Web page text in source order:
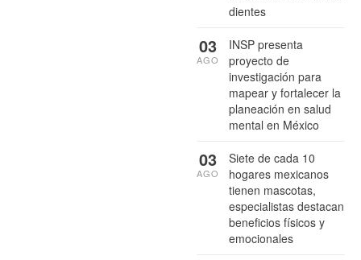
dientes
INSP presenta
proyecto de
investigación para
mapear y fortalecer la
planeación en salud
mental en México
03
AGO
Siete de cada 10
hogares mexicanos
tienen mascotas,
especialistas destacan
beneficios físicos y
emocionales
03
AGO